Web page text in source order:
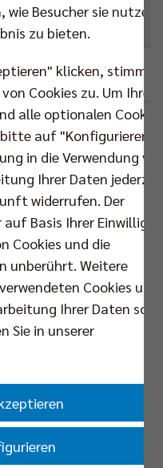
Match,Bundesliga
Max-Schmeling-
Karte
Besucher sie nutzen,
zu bieten.
klicken, stimmen
Cookies zu. Um Ihre
alle optionalen Cookies
auf "Konfigurieren".
in die Verwendung
Ihrer Daten
widerrufen. Der
Basis Ihrer
Cookies und die
unberührt. Weitere
Cookies und
Ihrer Daten
Sie in unserer